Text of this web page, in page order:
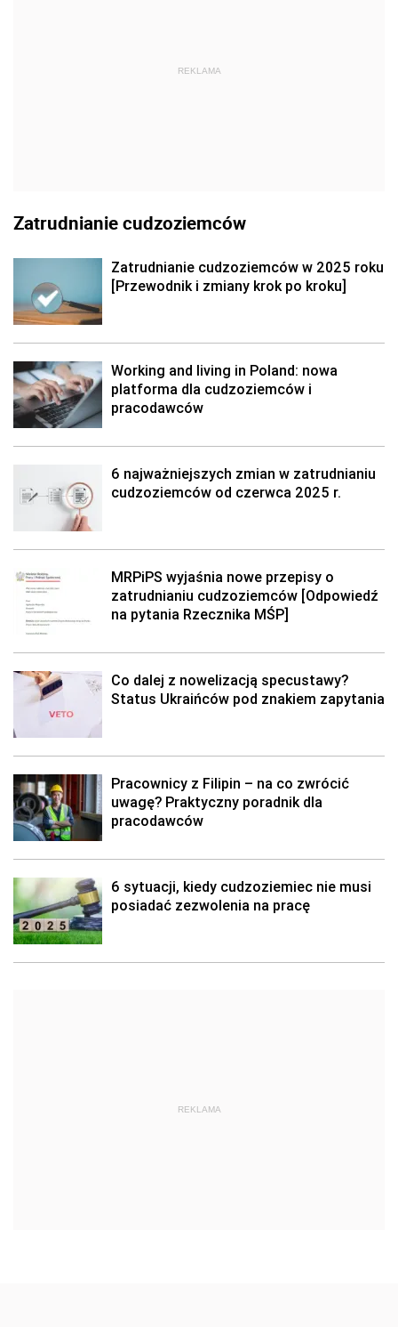
REKLAMA
Zatrudnianie cudzoziemców
Zatrudnianie cudzoziemców w 2025 roku
[Przewodnik i zmiany krok po kroku]
Working and living in Poland: nowa
platforma dla cudzoziemców i
pracodawców
6 najważniejszych zmian w zatrudnianiu
cudzoziemców od czerwca 2025 r.
MRPiPS wyjaśnia nowe przepisy o
zatrudnianiu cudzoziemców [Odpowiedź
na pytania Rzecznika MŚP]
Co dalej z nowelizacją specustawy?
Status Ukraińców pod znakiem zapytania
Pracownicy z Filipin – na co zwrócić
uwagę? Praktyczny poradnik dla
pracodawców
6 sytuacji, kiedy cudzoziemiec nie musi
posiadać zezwolenia na pracę
REKLAMA